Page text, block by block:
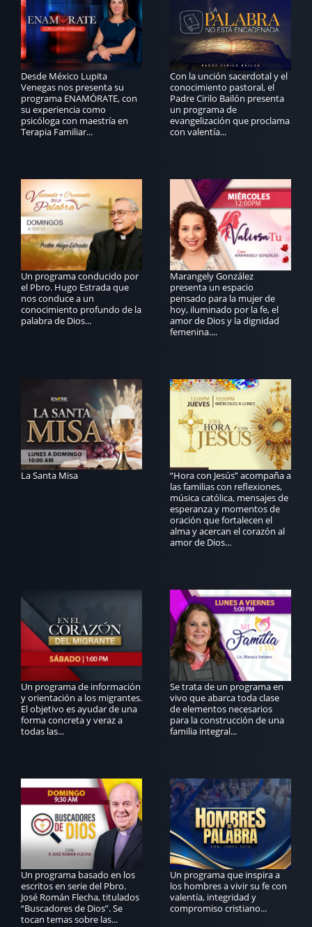
Desde México Lupita
Venegas nos presenta su
programa ENAMÓRATE, con
su experiencia como
psicóloga con maestría en
Terapia Familiar...
Con la unción sacerdotal y el
conocimiento pastoral, el
Padre Cirilo Bailón presenta
un programa de
evangelización que proclama
con valentía...
Un programa conducido por
el Pbro. Hugo Estrada que
nos conduce a un
conocimiento profundo de la
palabra de Dios...
Marangely González
presenta un espacio
pensado para la mujer de
hoy, iluminado por la fe, el
amor de Dios y la dignidad
femenina....
La Santa Misa
“Hora con Jesús” acompaña a
las familias con reflexiones,
música católica, mensajes de
esperanza y momentos de
oración que fortalecen el
alma y acercan el corazón al
amor de Dios...
Un programa de información
y orientación a los migrantes.
El objetivo es ayudar de una
forma concreta y veraz a
todas las...
Se trata de un programa en
vivo que abarca toda clase
de elementos necesarios
para la construcción de una
familia integral...
Un programa basado en los
escritos en serie del Pbro.
José Román Flecha, titulados
“Buscadores de Dios”. Se
tocan temas sobre las...
Un programa que inspira a
los hombres a vivir su fe con
valentía, integridad y
compromiso cristiano...